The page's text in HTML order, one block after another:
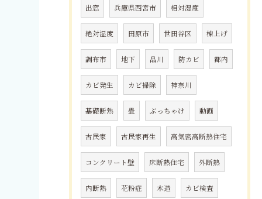
出窓 兵庫県西宮市 相対湿度
絶対湿度 田原市 世田谷区 棟上げ
調布市 地下 品川 防カビ 都内
カビ発生 カビ掃除 神奈川
基礎断熱 畳 ぶっちゃけ 動画
古民家 古民家再生 高気密高断熱住宅
コンクリート壁 床断熱住宅 外断熱
内断熱 花粉症 木造 カビ検査